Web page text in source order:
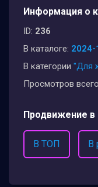
Информация о
ID: 236
В каталоге: 2024-
В категории "Для
Просмотров
Продвижение в
В ТОП В